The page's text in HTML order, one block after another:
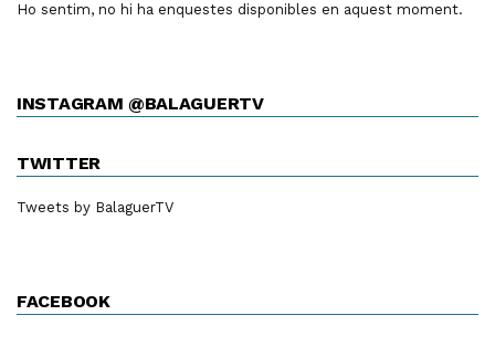
Ho sentim, no hi ha enquestes disponibles en aquest moment.
INSTAGRAM @BALAGUERTV
TWITTER
Tweets by BalaguerTV
FACEBOOK